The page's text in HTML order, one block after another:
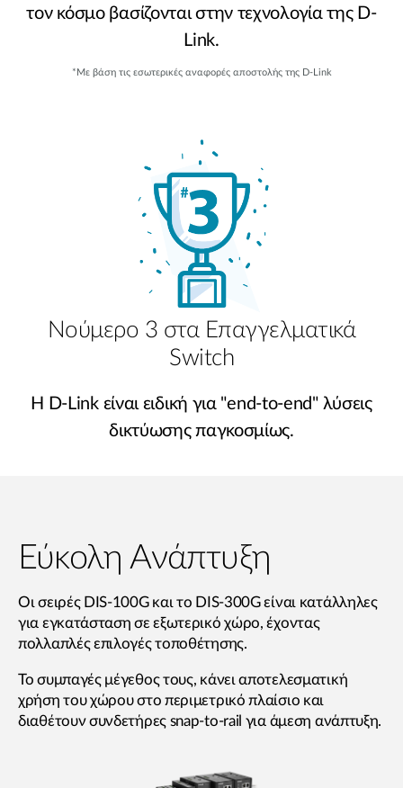
τον κόσμο βασίζονται στην τεχνολογία της D-
Link.
*Με βάση τις εσωτερικές αναφορές αποστολής της D-Link
Νούμερο 3 στα Επαγγελματικά
Switch
Η D-Link είναι ειδική για "end-to-end" λύσεις
δικτύωσης παγκοσμίως.
Εύκολη Ανάπτυξη
Οι σειρές DIS-100G και το DIS-300G είναι κατάλληλες
για εγκατάσταση σε εξωτερικό χώρο, έχοντας
πολλαπλές επιλογές τοποθέτησης.
Το συμπαγές μέγεθος τους, κάνει αποτελεσματική
χρήση του χώρου στο περιμετρικό πλαίσιο και
διαθέτουν συνδετήρες snap-to-rail για άμεση ανάπτυξη.